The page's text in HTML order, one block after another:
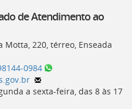
de Atendimento ao
Motta, 220, térreo, Enseada
0984
a sexta-feira, das 8 às 17